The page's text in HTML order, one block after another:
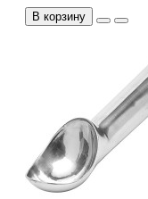
В корзину